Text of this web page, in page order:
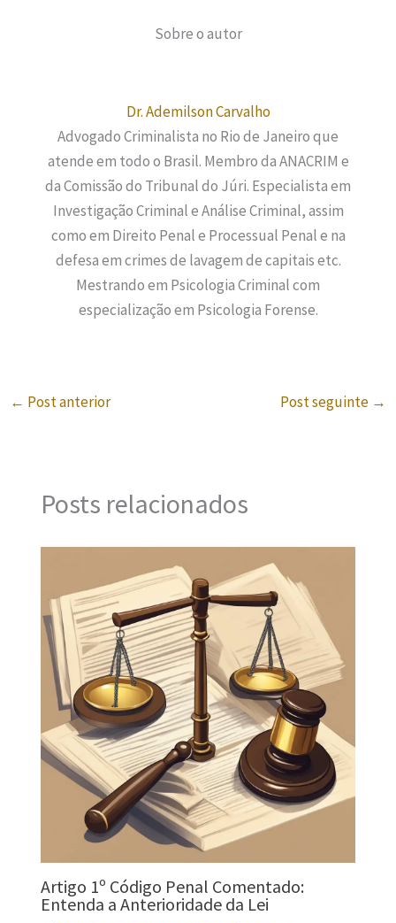
Sobre o autor
Dr. Ademilson Carvalho
Advogado Criminalista no Rio de Janeiro que
atende em todo o Brasil. Membro da ANACRIM e
da Comissão do Tribunal do Júri. Especialista em
Investigação Criminal e Análise Criminal, assim
como em Direito Penal e Processual Penal e na
defesa em crimes de lavagem de capitais etc.
Mestrando em Psicologia Criminal com
especialização em Psicologia Forense.
← Post anterior Post seguinte →
Posts relacionados
Artigo 1º Código Penal Comentado:
Entenda a Anterioridade da Lei